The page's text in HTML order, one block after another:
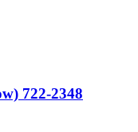
722-2348